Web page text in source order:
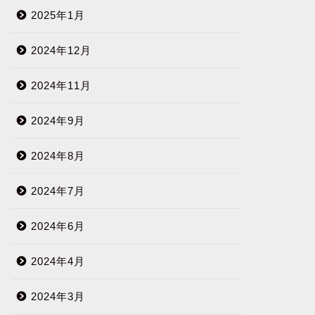
2025年1月
2024年12月
2024年11月
2024年9月
2024年8月
2024年7月
2024年6月
2024年4月
2024年3月